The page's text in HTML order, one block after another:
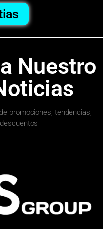
Nuestro
promociones, tendencias,